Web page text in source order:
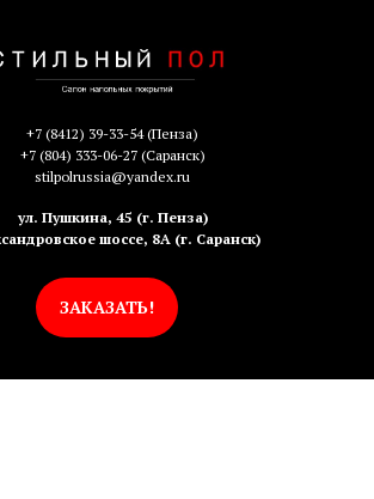
+7 (8412) 39-33-54(Пенза)
+7 (804) 333-06-27(Саранск)
stilpolrussia@yandex.ru
ул. Пушкина, 45 (г. Пенза)
шоссе, 8А (г. Саранск)
ЗАКАЗАТЬ!